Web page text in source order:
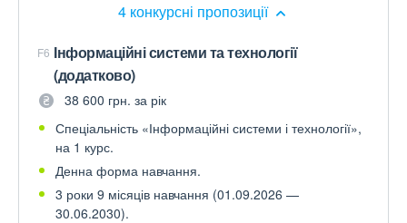
4 конкурсні пропозиції
F6 Інформаційні системи та технології
(додатково)
38 600 грн. за рік
Спеціальність «Інформаційні системи і технології»,
на 1 курс.
Денна форма навчання.
3 роки 9 місяців навчання (01.09.2026 —
30.06.2030).